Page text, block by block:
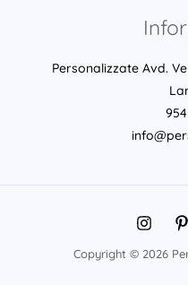
Personalizzate Avd.
Copyright © 2026